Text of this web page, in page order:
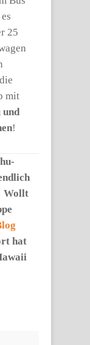
25
mit
und
!
Wollt
hat